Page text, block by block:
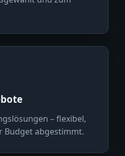
– flexibel,
abgestimmt.